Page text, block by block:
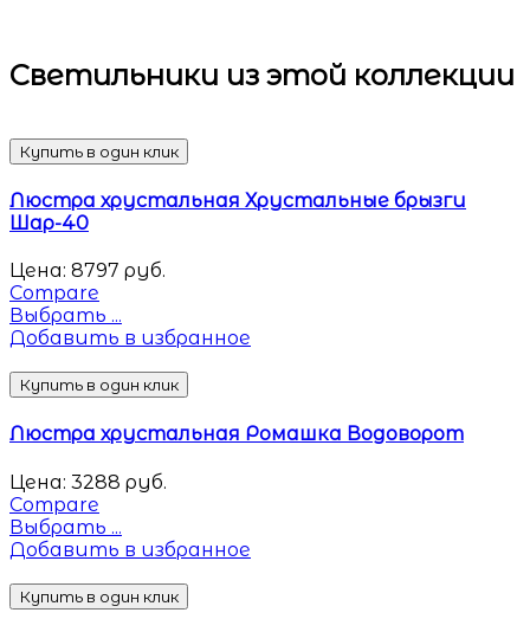
Светильники из этой коллекции
Купить в один клик
Люстра хрустальная Хрустальные брызги
Шар-40
Цена: 8797 руб.
Compare
Выбрать ...
Добавить в избранное
Купить в один клик
Люстра хрустальная Ромашка Водоворот
Цена: 3288 руб.
Compare
Выбрать ...
Добавить в избранное
Купить в один клик